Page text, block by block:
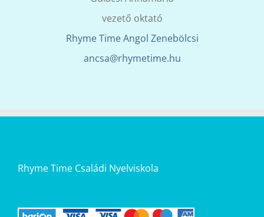
vezető oktató
Rhyme Time Angol Zenebölcsi
ancsa@rhymetime.hu
Rhyme Time Családi Nyelviskola